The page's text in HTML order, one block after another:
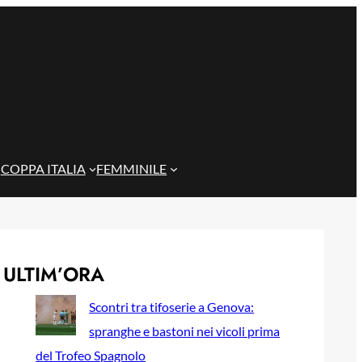
COPPA ITALIA FEMMINILE
ULTIM’ORA
Scontri tra tifoserie a Genova:
spranghe e bastoni nei vicoli prima
del Trofeo Spagnolo